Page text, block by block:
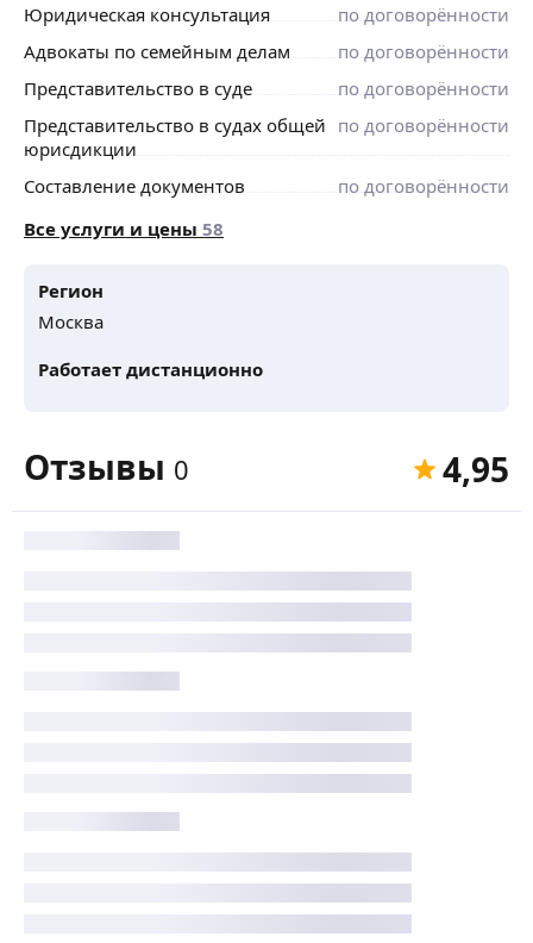
Юридическая консультация
по договорённости
Адвокаты по семейным делам
по договорённости
Представительство в суде
по договорённости
Представительство в судах общей
юрисдикции
по договорённости
Составление документов
по договорённости
Все услуги и цены 58
Регион
Москва
Работает дистанционно
Отзывы 0 4,95